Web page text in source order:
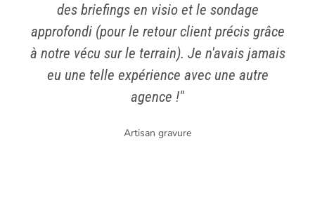
des briefings en visio et le sondage
approfondi (pour le retour client précis grâce
à notre vécu sur le terrain). Je n'avais jamais
eu une telle expérience avec une autre
agence !"
Artisan gravure